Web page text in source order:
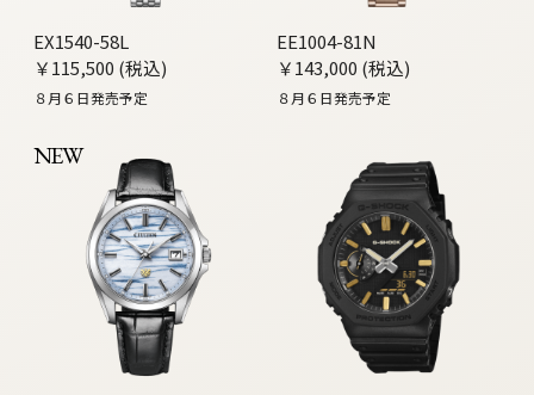
EX1540-58L
￥115,500 (税込)
８月６日発売予定
EE1004-81N
￥143,000 (税込)
８月６日発売予定
NEW